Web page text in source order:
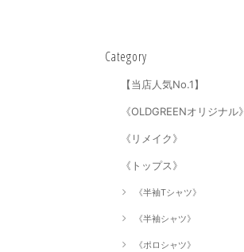
Category
【当店人気No.1】
《OLDGREENオリジナル》
《リメイク》
《トップス》
《半袖Tシャツ》
《半袖シャツ》
《ポロシャツ》